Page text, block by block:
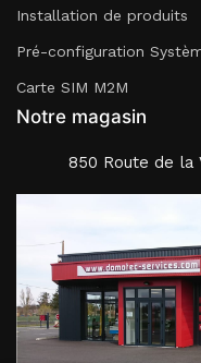
Installation de produits
Pré-configuration
Carte SIM M2M
Notre magasin
850 Route de la